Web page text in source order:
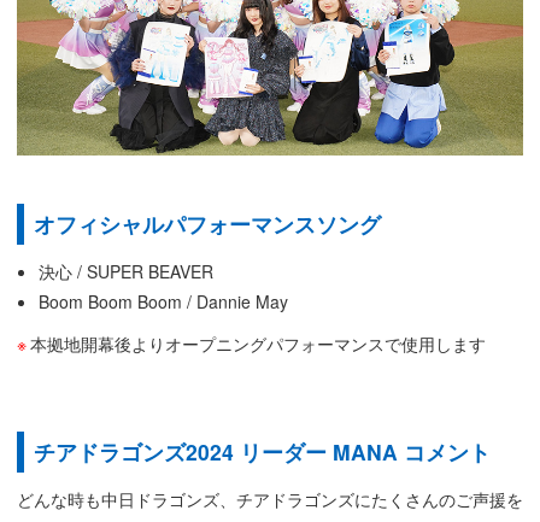
オフィシャルパフォーマンスソング
決心 / SUPER BEAVER
Boom Boom Boom / Dannie May
本拠地開幕後よりオープニングパフォーマンスで使用します
チアドラゴンズ2024 リーダー MANA コメント
どんな時も中日ドラゴンズ、チアドラゴンズにたくさんのご声援を